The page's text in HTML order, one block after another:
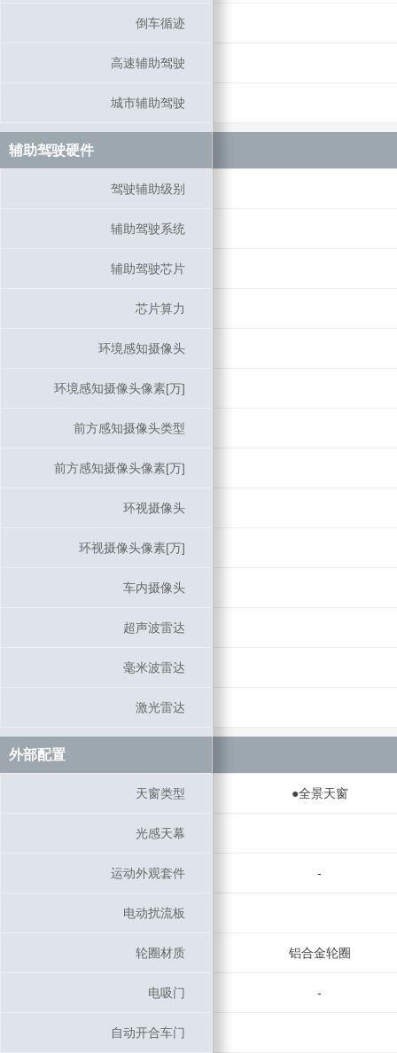
倒车循迹
高速辅助驾驶
城市辅助驾驶
辅助驾驶硬件
驾驶辅助级别
辅助驾驶系统
辅助驾驶芯片
芯片算力
环境感知摄像头
环境感知摄像头像素[万]
前方感知摄像头类型
前方感知摄像头像素[万]
环视摄像头
环视摄像头像素[万]
车内摄像头
超声波雷达
毫米波雷达
激光雷达
外部配置
天窗类型 ●全景天窗
光感天幕
运动外观套件 -
电动扰流板
轮圈材质 铝合金轮圈
电吸门 -
自动开合车门
倒车循迹
高速辅助驾驶
城市辅助驾驶
辅助驾驶硬件
驾驶辅助级别
辅助驾驶系统
辅助驾驶芯片
芯片算力
环境感知摄像头
环境感知摄像头像素[万]
前方感知摄像头类型
前方感知摄像头像素[万]
环视摄像头
环视摄像头像素[万]
车内摄像头
超声波雷达
毫米波雷达
激光雷达
外部配置
天窗类型
光感天幕
运动外观套件
电动扰流板
轮圈材质
电吸门
自动开合车门